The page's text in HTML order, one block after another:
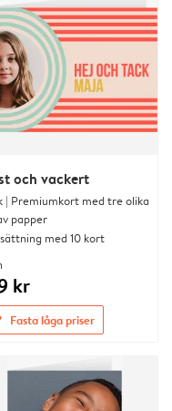
och vackert
| Premiumkort med tre olika
papper
med 10 kort
kr
Fasta låga priser